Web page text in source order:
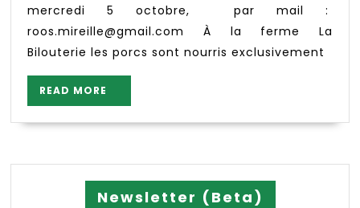
mercredi 5 octobre, par mail :
roos.mireille@gmail.com À la ferme La
Bilouterie les porcs sont nourris exclusivement
READ MORE
MORE
Newsletter (Beta)